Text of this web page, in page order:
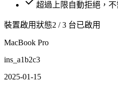
超過上限自動拒絕，
裝置啟用狀態2 / 3 台已啟用
MacBook Pro
ins_a1b2c3
2025-01-15